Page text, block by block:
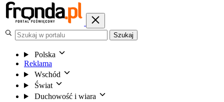
Szukaj
Polska
Reklama
Wschód
Świat
Duchowość i wiara